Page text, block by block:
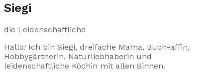
Siegi
die Leidenschaftliche
Hallo! Ich bin Siegi, dreifache Mama, Buch-affin,
Hobbygärtnerin, Naturliebhaberin und
leidenschaftliche Köchin mit allen Sinnen.